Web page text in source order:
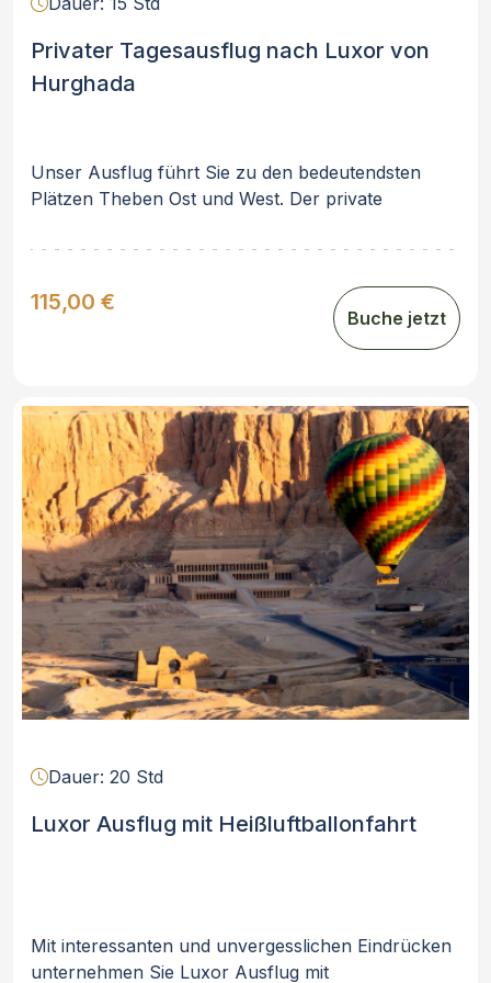
Privater Tagesausflug nach Luxor von
Hurghada
Unser Ausflug führt Sie zu den bedeutendsten
Plätzen Theben Ost und West. Der private
Ihnen des weiteren die Gelegenheit, ins Tal der
gestern und heute einzutauchen.
115,00 €
Buche jetzt
Dauer: 20 Std
Luxor Ausflug mit Heißluftballonfahrt
Mit interessanten und unvergesslichen Eindrücken
unternehmen Sie Luxor Ausflug mit